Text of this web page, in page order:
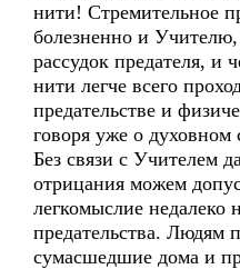
нити! Стремительное
болезненно и
рассудок предателя, и
нити легче всего
предательстве и
говоря уже о духовном
Без связи с Учителем
отрицания можем
легкомыслие недалеко
предательства. Людям
сумасшедшие дома и